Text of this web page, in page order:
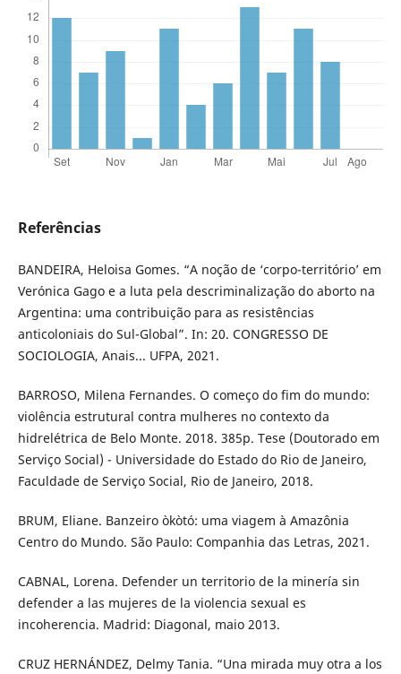
Referências
BANDEIRA, Heloisa Gomes. “A noção de ‘corpo-território’ em
Verónica Gago e a luta pela descriminalização do aborto na
Argentina: uma contribuição para as resistências
anticoloniais do Sul-Global”. In: 20. CONGRESSO DE
SOCIOLOGIA, Anais... UFPA, 2021.
BARROSO, Milena Fernandes. O começo do fim do mundo:
violência estrutural contra mulheres no contexto da
hidrelétrica de Belo Monte. 2018. 385p. Tese (Doutorado em
Serviço Social) - Universidade do Estado do Rio de Janeiro,
Faculdade de Serviço Social, Rio de Janeiro, 2018.
BRUM, Eliane. Banzeiro òkòtó: uma viagem à Amazônia
Centro do Mundo. São Paulo: Companhia das Letras, 2021.
CABNAL, Lorena. Defender un territorio de la minería sin
defender a las mujeres de la violencia sexual es
incoherencia. Madrid: Diagonal, maio 2013.
CRUZ HERNÁNDEZ, Delmy Tania. “Una mirada muy otra a los